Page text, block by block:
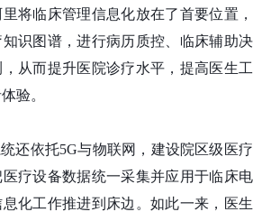
将临床管理信息化放在了首要位置，
识图谱，进行病历质控、临床辅助决
从而提升医院诊疗水平，提高医生工
验。
还依托5G与物联网，建设院区级医疗
疗设备数据统一采集并应用于临床电
化工作推进到床边。如此一来，医生